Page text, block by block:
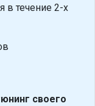
в течение 2-х
своего